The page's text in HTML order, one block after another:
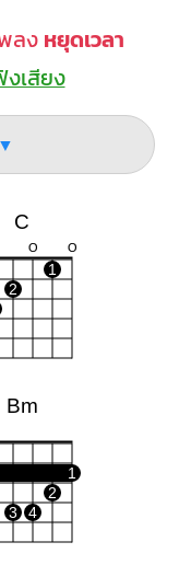
ลง หยุดเวลา
เสียง
C
O O
1
2
Bm
1
2
3
4